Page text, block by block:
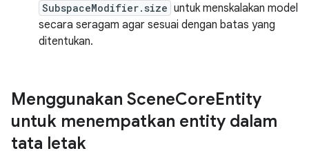
SubspaceModifier.size untuk menskalakan model
secara seragam agar sesuai dengan batas yang
ditentukan.
Menggunakan SceneCoreEntity
untuk menempatkan entity dalam
tata letak